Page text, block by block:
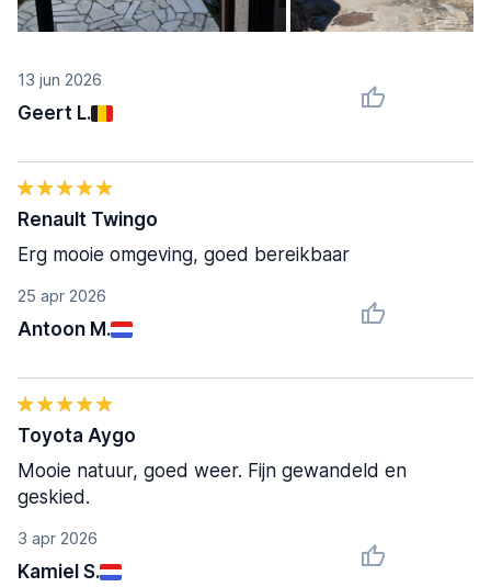
13 jun 2026
Geert L.
25 apr 2026
Antoon M.
Renault Twingo
Erg mooie omgeving, goed bereikbaar
3 apr 2026
Kamiel S.
Toyota Aygo
Mooie natuur, goed weer. Fijn gewandeld en
geskied.